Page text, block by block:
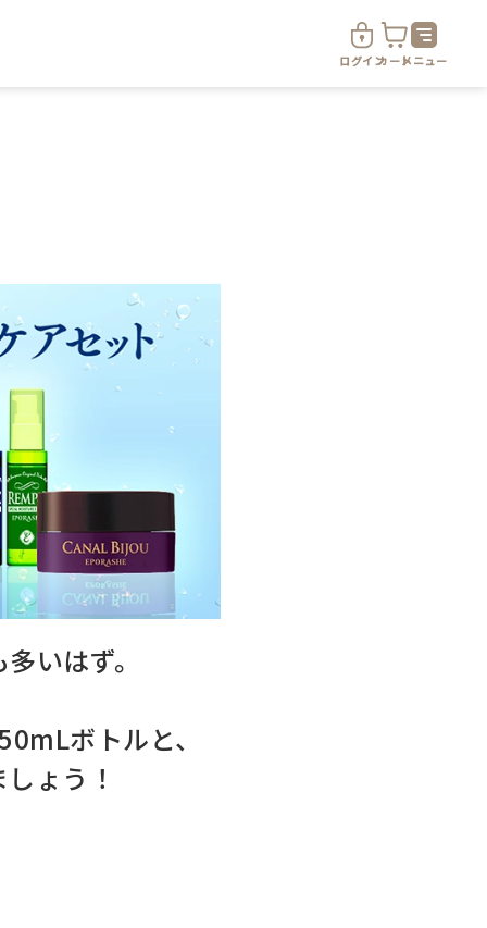
ログインカートメニュー
て
定期便サービス
定期便サービスご利用ガイド
いはず。
ボトルと、
ょう！